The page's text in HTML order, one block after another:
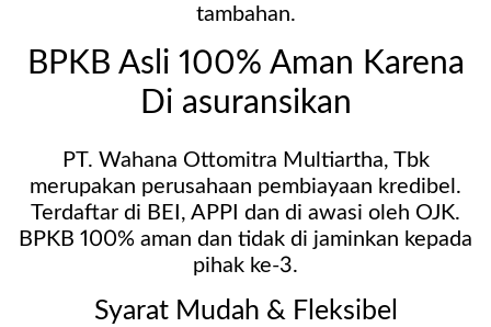
tambahan.
BPKB Asli 100% Aman Karena
Di asuransikan
PT. Wahana Ottomitra Multiartha, Tbk
merupakan perusahaan pembiayaan kredibel.
Terdaftar di BEI, APPI dan di awasi oleh OJK.
BPKB 100% aman dan tidak di jaminkan kepada
pihak ke-3.
Syarat Mudah & Fleksibel